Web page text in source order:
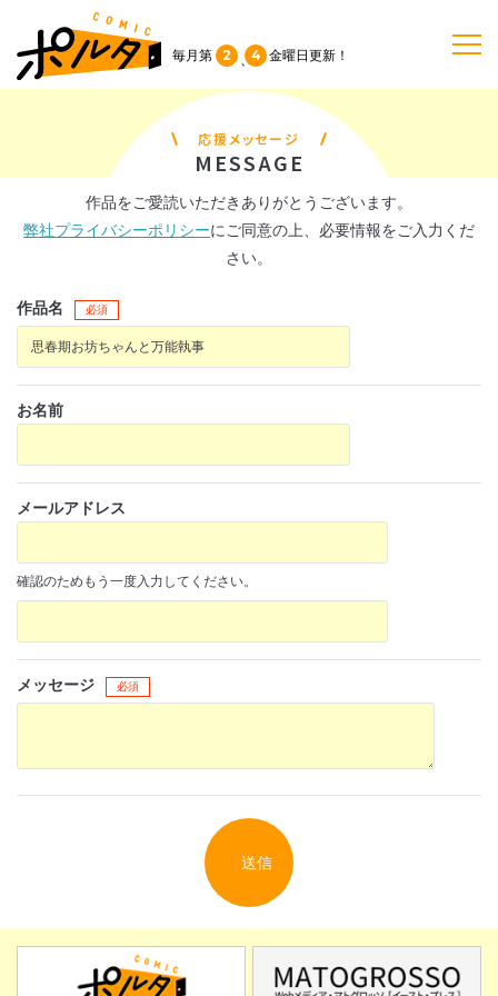
毎月第 2 4 金曜日 更新！
単行本
NEWS
お問い合わせ
閉じる
応援メッセージ
MESSAGE
作品をご愛読いただきありがとうございます。
弊社プライバシーポリシーにご同意の上、必要情報をご入力くだ
さい。
作品名 必須
お名前
メールアドレス
確認のためもう一度入力してください。
メッセージ 必須